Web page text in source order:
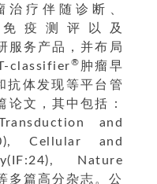
治疗伴随诊断、
疫测评以及
服务产品，并布局
classifier® 肿瘤早
抗体发现等平台管
论文，其中包括：
and
Cellular and
Nature
多篇高分杂志。公